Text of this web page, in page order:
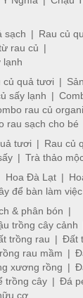
sạch
Rau củ
rau củ
lạnh
củ quả tươi
sấy lạnh
rau củ
rau sạch cho bé
tươi
Rau củ
Trà thảo
Hoa Đà Lạt
để bàn làm việc
& phân bón
trồng cây cảnh
trồng rau
Đất
rau mầm
xương rồng
trồng cây Đá
cơ